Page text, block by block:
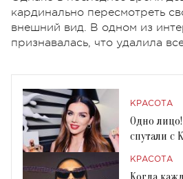
кардинально пересмотреть
внешний вид. В одном из
признавалась, что удалила
КРАСОТА
Одно
спутали с
КРАСОТА